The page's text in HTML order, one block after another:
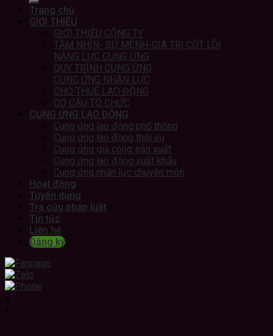
Trang chủ
GIỚI THIỆU
GIỚI THIỆU CÔNG TY
TẦM NHÌN- SỨ MỆNH-GIÁ TRỊ CỐT LÕI
NĂNG LỰC CUNG ỨNG
QUY TRÌNH CUNG ỨNG
CUNG ỨNG NHÂN LỰC
CHO THUÊ LAO ĐỘNG
CƠ CẤU TỔ CHỨC
CUNG ỨNG LAO ĐỘNG
Cung ứng lao động phổ thông
Cung ứng lao động thời vụ
Cung ứng gia công sản xuất
Cung ứng lao động xuất khẩu
Cung ứng nhân lực chuyên môn
Hoạt động
Tuyển dụng
Tra cứu pháp luật
Tin tức
Liên hệ
Đăng ký